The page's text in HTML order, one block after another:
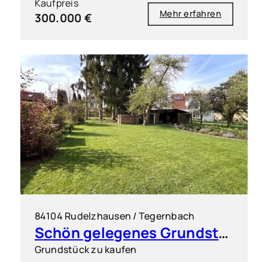
Kaufpreis
300.000 € Mehr erfahren
84104 Rudelzhausen / Tegernbach
Schön gelegenes Grundstück für ein Doppelhaus (2 DHH)
Grundstück zu kaufen